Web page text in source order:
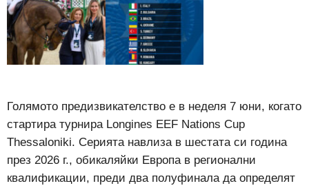
Голямото предизвикателство е в неделя 7 юни, когато
стартира турнира Longines EEF Nations Cup
Thessaloniki. Серията навлиза в шестата си година
през 2026 г., обикаляйки Европа в регионални
квалификации, преди два полуфинала да определят